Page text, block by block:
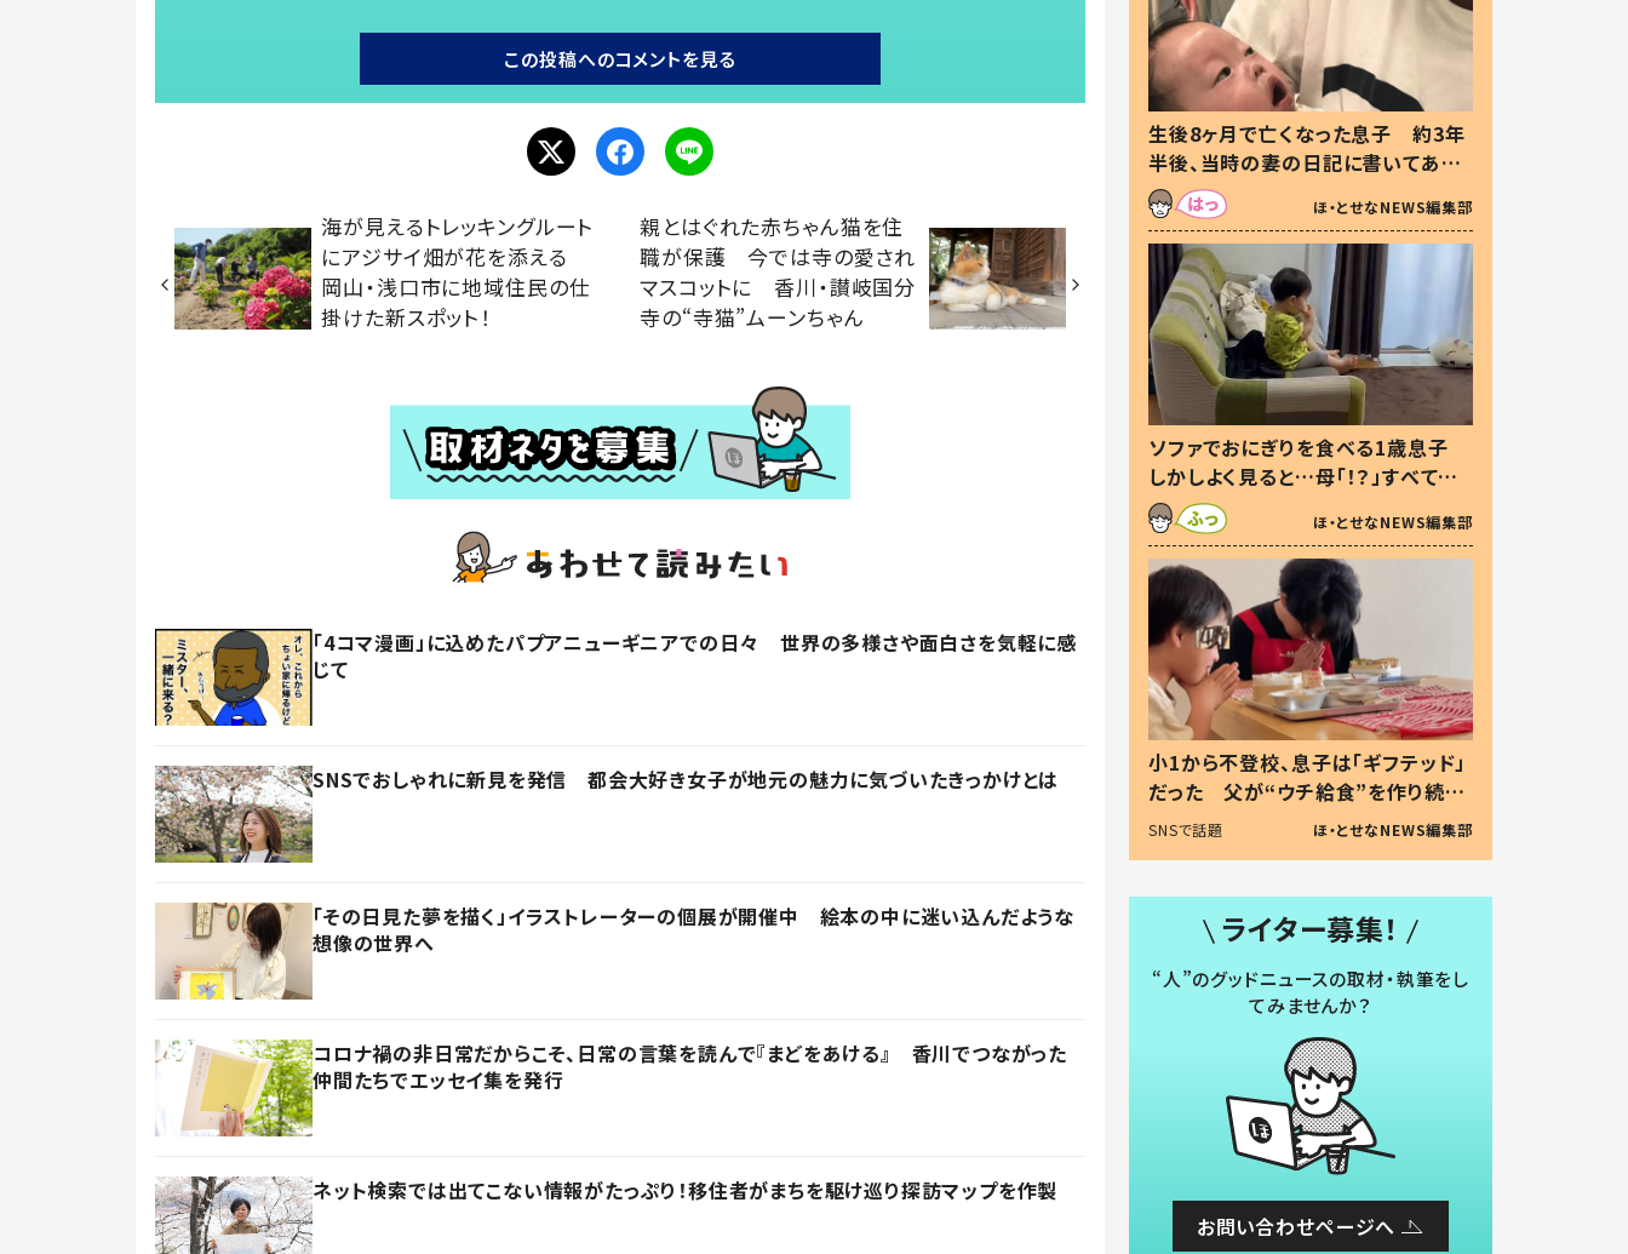
この投稿へのコメントを見る
海が見えるトレッキングルート
にアジサイ畑が花を添える
岡山・浅口市に地域住民の仕
掛けた新スポット！
親とはぐれた赤ちゃん猫を住
職が保護 今では寺の愛され
マスコットに 香川・讃岐国分
寺の“寺猫”ムーンちゃん
「4コマ漫画」に込めたパプアニューギニアでの日々 世界の多様さや面白さを気軽に感
じて
SNSでおしゃれに新見を発信 都会大好き女子が地元の魅力に気づいたきっかけとは
「その日見た夢を描く」イラストレーターの個展が開催中 絵本の中に迷い込んだような
想像の世界へ
コロナ禍の非日常だからこそ、日常の言葉を読んで『まどをあける』 香川でつながった
仲間たちでエッセイ集を発行
ネット検索では出てこない情報がたっぷり！移住者がまちを駆け巡り探訪マップを作製
生後8ヶ月で亡くなった息子 約3年
半後、当時の妻の日記に書いてあっ
た本音とは
ほ・とせなNEWS編集部
ソファでおにぎりを食べる1歳息子
しかしよく見ると…母「！？」すべてを
察した母の投稿に「可愛いから許
す！」「現行犯〜」
ほ・とせなNEWS編集部
小1から不登校、息子は「ギフテッド」
だった 父が“ウチ給食”を作り続け
る理由とは #令和の親 #令和の子
SNSで話題 ほ・とせなNEWS編集部
ライター募集！
“人”のグッドニュースの取材・執筆をし
てみませんか？
お問い合わせページへ